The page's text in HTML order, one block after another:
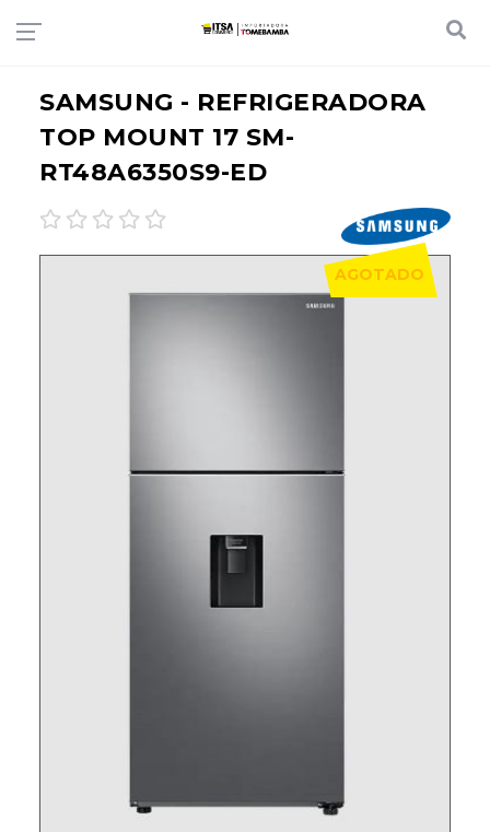
SAMSUNG - REFRIGERADORA
TOP MOUNT 17 SM-
RT48A6350S9-ED
AGOTADO